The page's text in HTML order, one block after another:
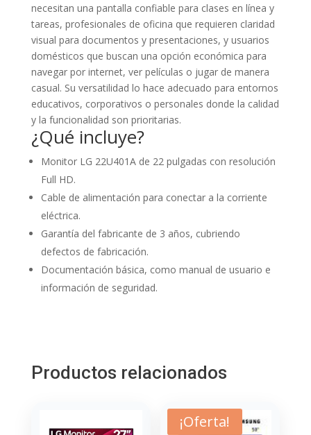
necesitan una pantalla confiable para clases en línea y
tareas, profesionales de oficina que requieren claridad
visual para documentos y presentaciones, y usuarios
domésticos que buscan una opción económica para
navegar por internet, ver películas o jugar de manera
casual. Su versatilidad lo hace adecuado para entornos
educativos, corporativos o personales donde la calidad
y la funcionalidad son prioritarias.
¿Qué incluye?
Monitor LG 22U401A de 22 pulgadas con resolución
Full HD.
Cable de alimentación para conectar a la corriente
eléctrica.
Garantía del fabricante de 3 años, cubriendo
defectos de fabricación.
Documentación básica, como manual de usuario e
información de seguridad.
Productos relacionados
¡Oferta!